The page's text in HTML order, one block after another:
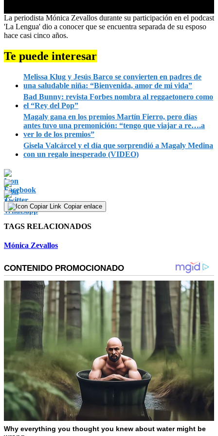
0
seconds
of
0
seconds
La periodista Mónica Zevallos durante su participación en el podcast
'La Lengua' dio a conocer que se encuentra separada de su esposo
hace casi cinco años.
Te puede interesar
Melissa Klug y Jesús Barco se convierten en padres de
una saludable niña: “Bienvenida, amor de mi vida”
Bad Bunny: revista Forbes nombra al reggaetonero como
el “Rey del Pop”
Magaly gana en los premios Martín Fierro, pero días
antes tuvo una premonición: “tengo que viajar a re….a
ver lo de los premios”
Gisela Valcárcel y el día que sorprendió a Magaly Medina
con un regalo inesperado (VIDEO)
Copiar enlace
TAGS RELACIONADOS
Mónica Zevallos